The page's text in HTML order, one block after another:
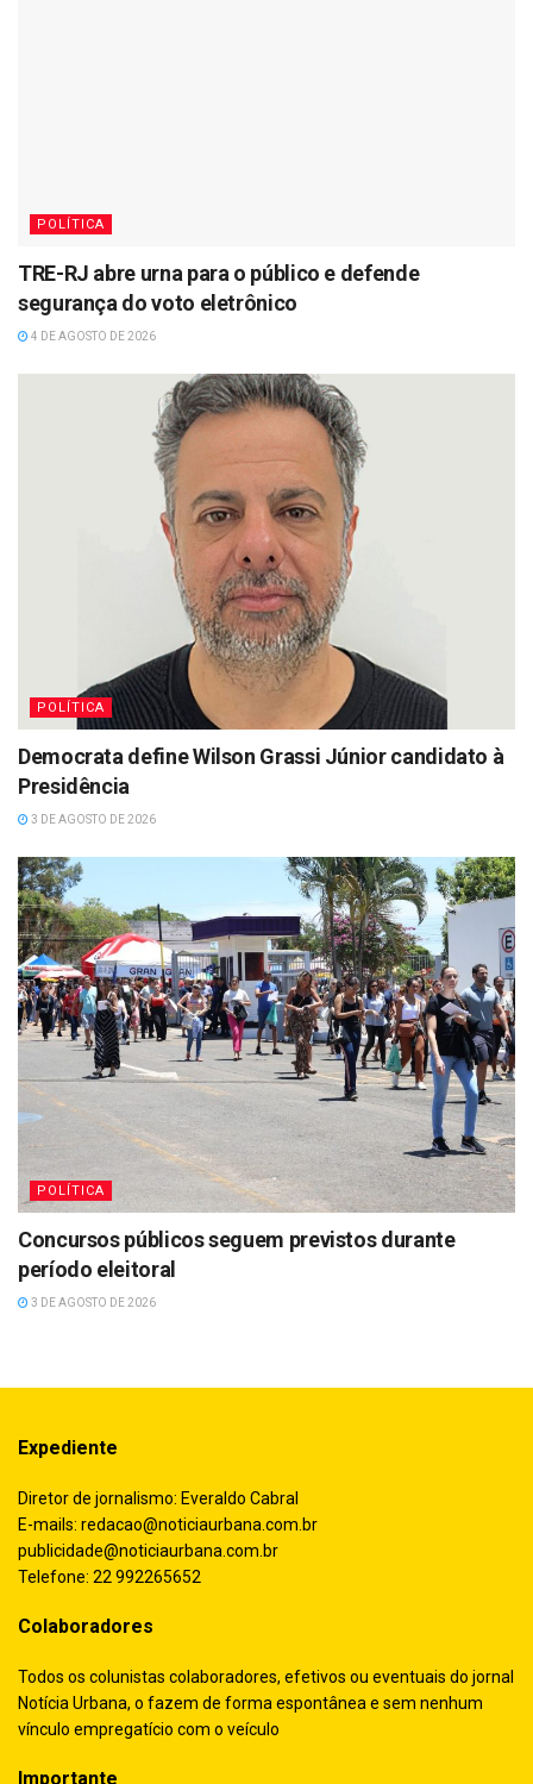
POLÍTICA
TRE-RJ abre urna para o público e defende
segurança do voto eletrônico
4 DE AGOSTO DE 2026
POLÍTICA
Democrata define Wilson Grassi Júnior candidato à
Presidência
3 DE AGOSTO DE 2026
POLÍTICA
Concursos públicos seguem previstos durante
período eleitoral
3 DE AGOSTO DE 2026
Expediente
Diretor de jornalismo: Everaldo Cabral
E-mails: redacao@noticiaurbana.com.br
publicidade@noticiaurbana.com.br
Telefone: 22 992265652
Colaboradores
Todos os colunistas colaboradores, efetivos ou eventuais do jornal
Notícia Urbana, o fazem de forma espontânea e sem nenhum
vínculo empregatício com o veículo
Importante